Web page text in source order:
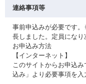
連絡事項等
事前申込みが必要です
長しました。定員になり
お申込み方法
【インターネット】
このサイトからお申込
込み」より必要事項を入